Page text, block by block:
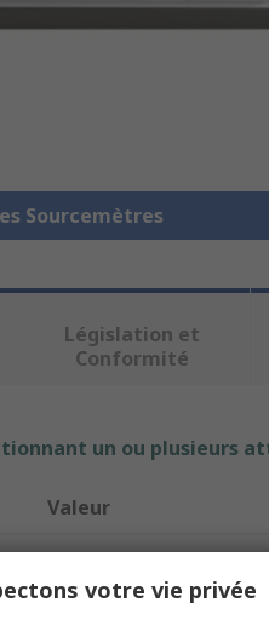
Sourcemètres
Législation et
Conformité
un ou plusieurs
Valeur
Keithley
votre vie privée